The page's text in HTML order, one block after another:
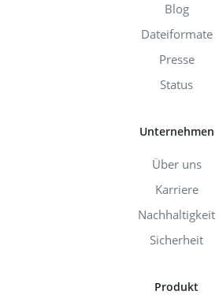
Blog
Dateiformate
Presse
Status
Unternehmen
Über uns
Karriere
Nachhaltigkeit
Sicherheit
Produkt